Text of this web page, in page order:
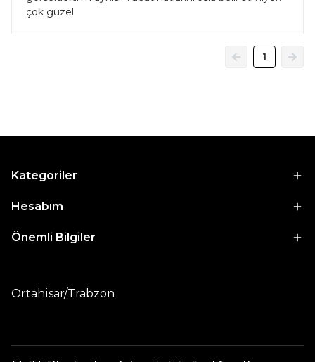
çok güzel
1
Kategoriler
Hesabım
Önemli Bilgiler
Ortahisar/Trabzon